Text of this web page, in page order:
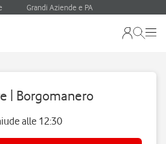
Grandi Aziende e PA
| Borgomanero
alle 12:30